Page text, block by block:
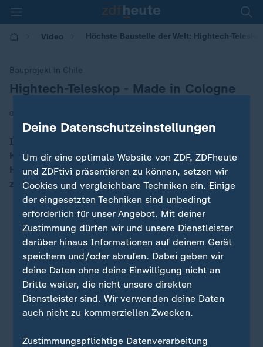
Video Höchste Baustelle der Welt: Hightech-
Bauprojekt in Chile
:Hightech-Teleskop - Made in Cologne
04.05.2025 | 17:24
In der Atacama-Wüste in Chile baut die Universität zu
Köln ein riesiges Hightech-Teleskop auf 5.600 Metern
Höhe. Das Ziel: Mit dem Teleskop bis zum Urknall
zurückblicken.
Deine Datenschutzeinstellungen
Um dir eine optimale Website von ZDF, ZDFheute
und ZDFtivi präsentieren zu können, setzen wir
Cookies und vergleichbare Techniken ein. Einige
der eingesetzten Techniken sind unbedingt
erforderlich für unser Angebot. Mit deiner
Zustimmung dürfen wir und unsere Dienstleister
darüber hinaus Informationen auf deinem Gerät
speichern und/oder abrufen. Dabei geben wir
deine Daten ohne deine Einwilligung nicht an
Dritte weiter, die nicht unsere direkten
Dienstleister sind. Wir verwenden deine Daten
auch nicht zu kommerziellen Zwecken.
Zustimmungspflichtige Datenverarbeitung